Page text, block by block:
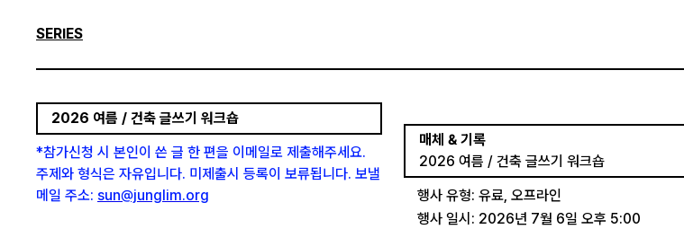
SERIES
2026 여름 / 건축 글쓰기 워크숍
*참가신청 시 본인이 쓴 글 한 편을 이메일로 제출해주세요.
주제와 형식은 자유입니다. 미제출시 등록이 보류됩니다. 보낼
메일 주소: sun@junglim.org
매체 & 기록
2026 여름 / 건축 글쓰기 워크숍
행사 유형: 유료, 오프라인
행사 일시: 2026년 7월 6일 오후 5:00